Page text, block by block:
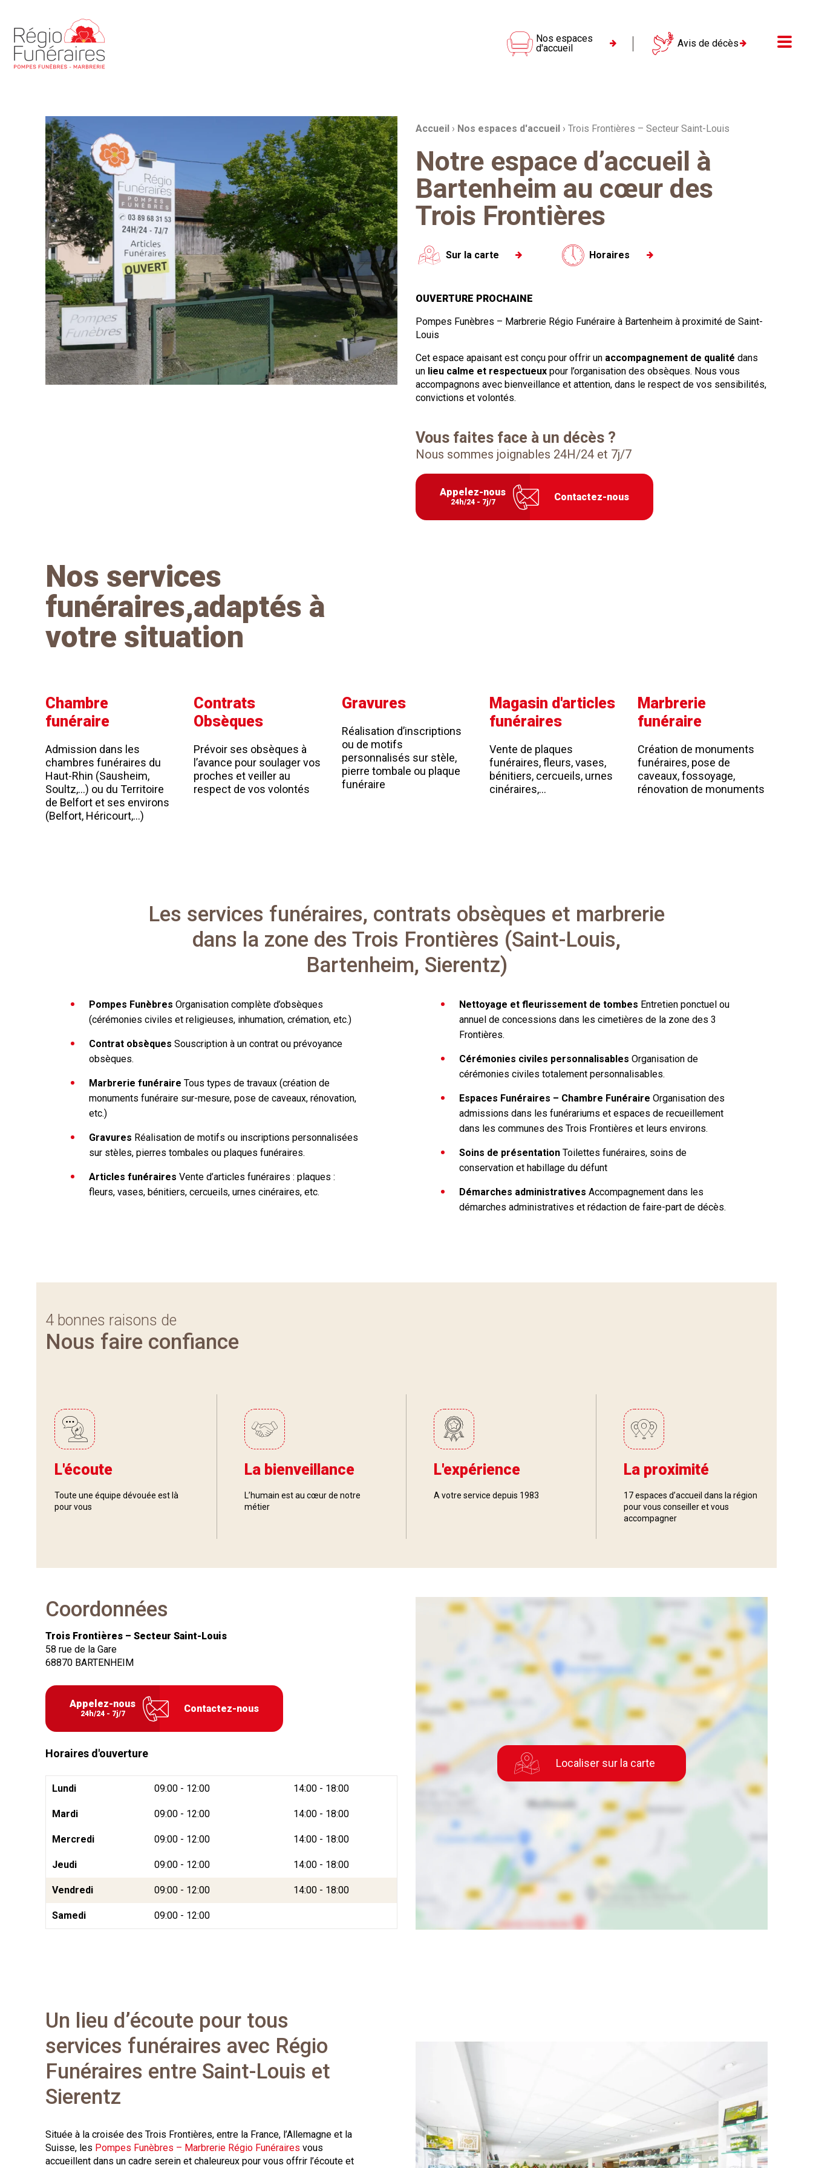
Régio Funéraires Pompes funèbres - marbrerie
Nos espaces
d'accueil
Avis de décès Menu
Fil d'Ariane :
Accueil › Nos espaces d'accueil › Trois Frontières – Secteur Saint-Louis
Notre espace d’accueil à
Bartenheim au cœur des
Trois Frontières
Sur la carte Horaires
OUVERTURE PROCHAINE
Pompes Funèbres – Marbrerie Régio Funéraire à Bartenheim à proximité de Saint-
Louis
Cet espace apaisant est conçu pour offrir un accompagnement de qualité dans
un lieu calme et respectueux pour l’organisation des obsèques. Nous vous
accompagnons avec bienveillance et attention, dans le respect de vos sensibilités,
convictions et volontés.
Vous faites face à un décès ?
Nous sommes joignables 24H/24 et 7j/7
Appelez-nous
24h/24 - 7j/7 Contactez-nous
Nos services
funéraires,adaptés à
votre situation
Chambre
funéraire
Admission dans les
chambres funéraires du
Haut-Rhin (Sausheim,
Soultz,…) ou du Territoire
de Belfort et ses environs
(Belfort, Héricourt,...)
Contrats
Obsèques
Prévoir ses obsèques à
l’avance pour soulager vos
proches et veiller au
respect de vos volontés
Gravures
Réalisation d’inscriptions
ou de motifs
personnalisés sur stèle,
pierre tombale ou plaque
funéraire
Magasin d'articles
funéraires
Vente de plaques
funéraires, fleurs, vases,
bénitiers, cercueils, urnes
cinéraires,…
Marbrerie
funéraire
Création de monuments
funéraires, pose de
caveaux, fossoyage,
rénovation de monuments
Les services funéraires, contrats obsèques et marbrerie
dans la zone des Trois Frontières (Saint-Louis,
Bartenheim, Sierentz)
Pompes Funèbres Organisation complète d’obsèques
(cérémonies civiles et religieuses, inhumation, crémation, etc.)
Contrat obsèques Souscription à un contrat ou prévoyance
obsèques.
Marbrerie funéraire Tous types de travaux (création de
monuments funéraire sur-mesure, pose de caveaux, rénovation,
etc.)
Gravures Réalisation de motifs ou inscriptions personnalisées
sur stèles, pierres tombales ou plaques funéraires.
Articles funéraires Vente d’articles funéraires : plaques :
fleurs, vases, bénitiers, cercueils, urnes cinéraires, etc.
Nettoyage et fleurissement de tombes Entretien ponctuel ou
annuel de concessions dans les cimetières de la zone des 3
Frontières.
Cérémonies civiles personnalisables Organisation de
cérémonies civiles totalement personnalisables.
Espaces Funéraires – Chambre Funéraire Organisation des
admissions dans les funérariums et espaces de recueillement
dans les communes des Trois Frontières et leurs environs.
Soins de présentation Toilettes funéraires, soins de
conservation et habillage du défunt
Démarches administratives Accompagnement dans les
démarches administratives et rédaction de faire-part de décès.
4 bonnes raisons de
Nous faire confiance
L'écoute
Toute une équipe dévouée est là
pour vous
La bienveillance
L’humain est au cœur de notre
métier
L'expérience
A votre service depuis 1983
La proximité
17 espaces d’accueil dans la région
pour vous conseiller et vous
accompagner
Coordonnées
Trois Frontières – Secteur Saint-Louis
58 rue de la Gare
68870 BARTENHEIM
Appelez-nous
24h/24 - 7j/7 Contactez-nous
Horaires d'ouverture
Lundi 09:00 - 12:00 14:00 - 18:00
Mardi 09:00 - 12:00 14:00 - 18:00
Mercredi 09:00 - 12:00 14:00 - 18:00
Jeudi 09:00 - 12:00 14:00 - 18:00
Vendredi 09:00 - 12:00 14:00 - 18:00
Samedi 09:00 - 12:00
Localiser sur la carte
Un lieu d’écoute pour tous
services funéraires avec Régio
Funéraires entre Saint-Louis et
Sierentz
Située à la croisée des Trois Frontières, entre la France, l’Allemagne et la
Suisse, les Pompes Funèbres – Marbrerie Régio Funéraires vous
accueillent dans un cadre serein et chaleureux pour vous offrir l’écoute et